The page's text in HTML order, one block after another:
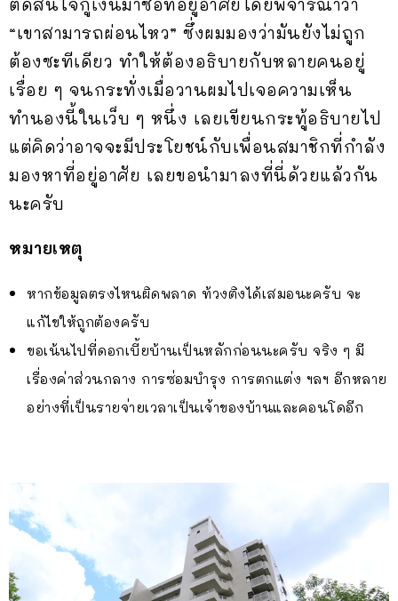
“เขาสามารถผ่อนไหว” ซึ่งผมมองว่ามันยังไม่ถูก
ต้องซะทีเดียว ทำให้ต้องอธิบายกับหลายคนอยู่
เรื่อย ๆ จนกระทั่งเมื่อวานผมไปเจอความเห็น
ทำนองนี้ในเว็บ ๆ หนึ่ง เลยเขียนกระทู้อธิบายไป
แต่คิดว่าอาจจะมีประโยชน์กับเพื่อนสมาชิกที่กำลัง
มองหาที่อยู่อาศัย เลยขอนำมาลงที่นี่ด้วยแล้วกัน
นะครับ
หมายเหตุ
หากข้อมูลตรงไหนผิดพลาด ท้วงติงได้เสมอนะครับ จะ
แก้ไขให้ถูกต้องครับ
ขอเน้นไปที่ดอกเบี้ยบ้านเป็นหลักก่อนนะครับ จริง ๆ มี
เรื่องค่าส่วนกลาง การซ่อมบำรุง การตกแต่ง ฯลฯ อีกหลาย
อย่างที่เป็นรายจ่ายเวลาเป็นเจ้าของบ้านและคอนโดอีก